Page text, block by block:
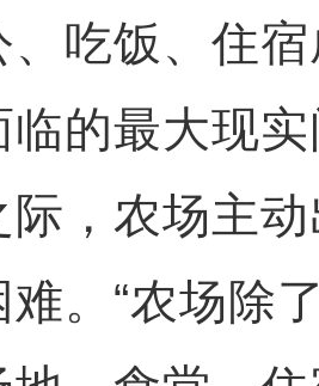
、吃饭、住
临的最大现
际，农场主
。“农场除